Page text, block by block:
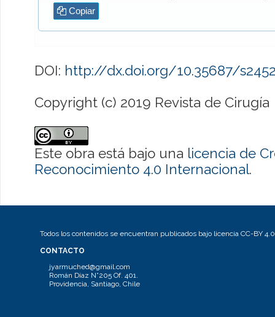
Copiar
DOI: http://dx.doi.org/10.35687/
Copyright (c) 2019 Revista de Cirugía
Este obra está bajo una licencia de
Reconocimiento 4.0 Internacional.
Todos los contenidos se encuentran publicados bajo licencia CC-BY 4.0
CONTACTO
jyarmuched@gmail.com
Román Díaz N°205 Of. 401.
Providencia, Santiago, Chile